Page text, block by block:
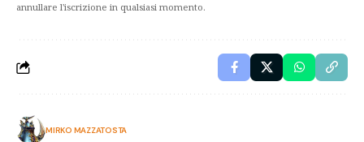
annullare l'iscrizione in qualsiasi momento.
MIRKO MAZZATOSTA